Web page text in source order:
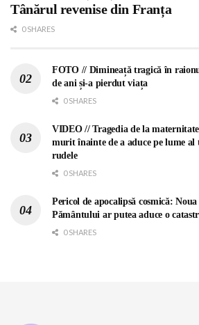
Tânărul revenise din Franța
0 SHARES
FOTO // Dimineață tragică în
de ani și-a pierdut viața
0 SHARES
VIDEO // Tragedia de la
murit înainte de a aduce pe lume al
rudele
0 SHARES
Pericol de apocalipsă cosmică:
Pământului ar putea aduce o
0 SHARES